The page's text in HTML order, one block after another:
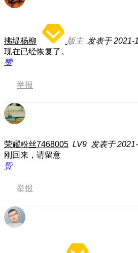
拂堤杨柳 版主 发表于 2021-
现在已经恢复了。
赞
举报
荣耀粉丝7468005 LV9 发表于
刚回来，请留意
赞
举报